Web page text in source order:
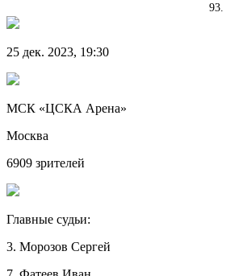
93.
25 дек. 2023, 19:30
МСК «ЦСКА Арена»
Москва
6909 зрителей
Главные судьи:
3. Морозов Сергей